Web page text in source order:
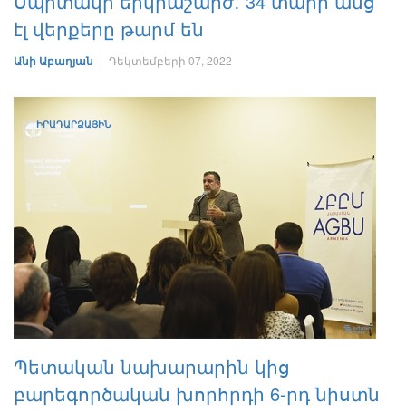
էլ վերքերը թարմ են
Անի Աբաղյան Դեկտեմբերի 07, 2022
ԻՐԱԴԱՐՁԱՅԻՆ
Պետական նախարարին կից
բարեգործական խորհրդի 6-րդ նիստն